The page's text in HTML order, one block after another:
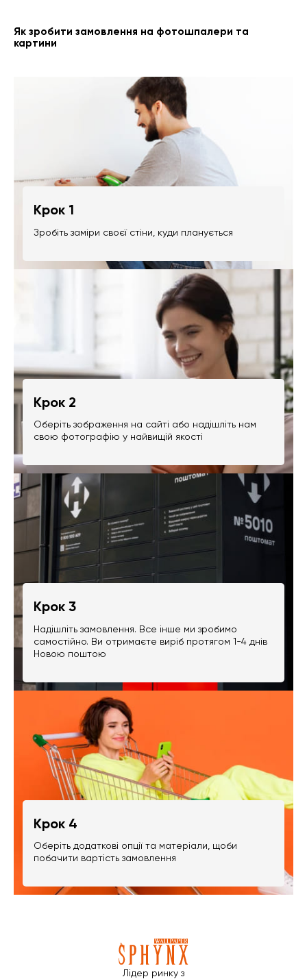
Як зробити замовлення на фотошпалери та
картини
Крок 1
Зробіть заміри своєї стіни, куди планується
Крок 2
Оберіть зображення на сайті або надішліть нам
свою фотографію у найвищій якості
Крок 3
Надішліть замовлення. Все інше ми зробимо
самостійно. Ви отримаєте виріб протягом 1-4 днів
Новою поштою
Крок 4
Оберіть додаткові опції та матеріали, щоби
побачити вартість замовлення
Лідер ринку з